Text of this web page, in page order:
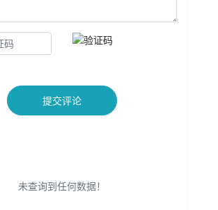
提交评论
未查询到任何数据！